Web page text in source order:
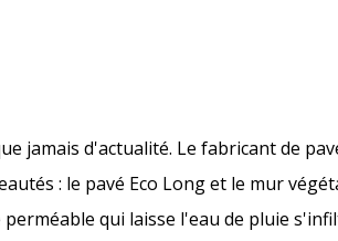
jamais d'actualité. Le fabricant de
: le pavé Eco Long et le mur
qui laisse l'eau de pluie